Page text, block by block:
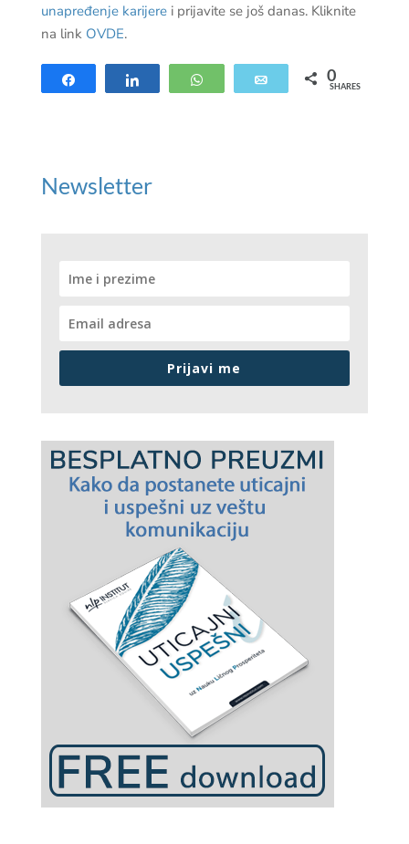
unapređenje karijerei prijavite se još danas. Kliknite
na link OVDE.
WhatsApp Email 0
SHARES
Newsletter
Prijavi me